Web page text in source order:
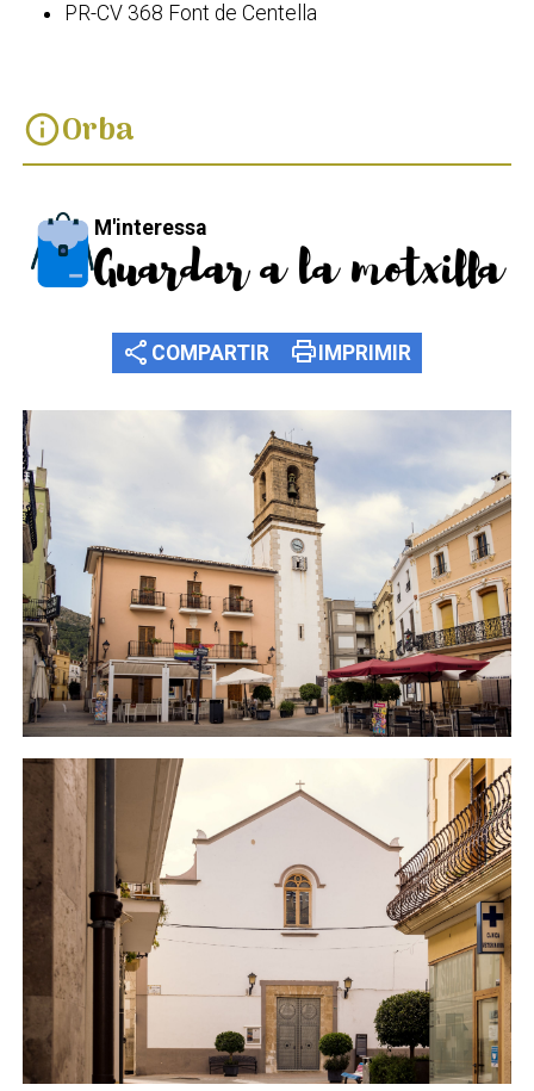
PR-CV 368 Font de Centella
infoOrba
M'interessa
Guardar a la motxilla
share COMPARTIR print IMPRIMIR